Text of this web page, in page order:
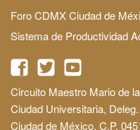
Foro CDMX Ciudad de
Sistema de Productividad
Circuito Maestro Mario de
Ciudad Universitaria,
Ciudad de México, C.P.